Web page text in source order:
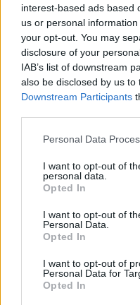
interest-based ads based
us or personal
your opt-out. You may
disclosure of your
IAB’s list of downstream
also be disclosed by us to
Downstream Participants
Please note that this
not limited to your visit or
grant or deny consent to
use your data for below
consent section.
Personal Data
I want to opt-out of
personal data.
Opted In
I want to opt-out of
Personal Data.
Opted In
I want to opt-out of
Personal Data for
Opted In
Επιπλέον, θα
του εντύπου καθώς
από την πιλοτική
Ομιλητές: